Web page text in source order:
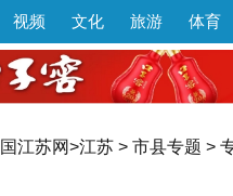
视频 文化 旅游 体育
江苏网>江苏 > 市县专题 >